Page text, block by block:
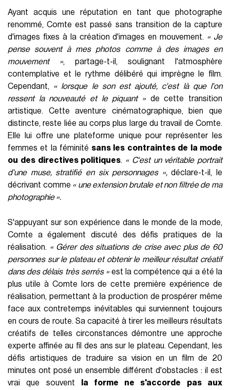
Ayant acquis une réputation en tant que photographe
renommé, Comte est passé sans transition de la capture
d'images fixes à la création d'images en mouvement. « Je
pense souvent à mes photos comme à des images en
mouvement », partage-t-il, soulignant l'atmosphère
contemplative et le rythme délibéré qui imprègne le film.
Cependant, « lorsque le son est ajouté, c'est là que l'on
ressent la nouveauté et le piquant »de cette transition
artistique. Cette aventure cinématographique, bien que
distincte, reste liée au corps plus large du travail de Comte.
Elle lui offre une plateforme unique pour représenter les
femmes et la féminité sans les contraintes de la mode
ou des directives politiques. « C'est un véritable portrait
d'une muse, stratifié en six personnages »,déclare-t-il, le
décrivant comme « une extension brutale et non filtrée de ma
photographie ».
S'appuyant sur son expérience dans le monde de la mode,
Comte a également discuté des défis pratiques de la
réalisation. « Gérer des situations de crise avec plus de 60
personnes sur le plateau et obtenir le meilleur résultat créatif
dans des délais très serrés »est la compétence qui a été la
plus utile à Comte lors de cette première expérience de
réalisation, permettant à la production de prospérer même
face aux contretemps inévitables qui surviennent toujours
en cours de route. Sa capacité à tirer les meilleurs résultats
créatifs de telles circonstances démontre une approche
experte affinée au fil des ans sur le plateau. Cependant, les
défis artistiques de traduire sa vision en un film de 20
minutes ont posé un ensemble différent d'obstacles : il est
vrai que souvent
la forme ne s'accorde pas aux